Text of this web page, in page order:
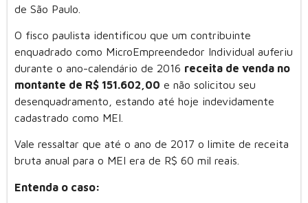
de São Paulo.
O fisco paulista identificou que um contribuinte
enquadrado como MicroEmpreendedor Individual auferiu
durante o ano-calendário de 2016 receita de venda no
montante de R$ 151.602,00 e não solicitou seu
desenquadramento, estando até hoje indevidamente
cadastrado como MEI.
Vale ressaltar que até o ano de 2017 o limite de receita
bruta anual para o MEI era de R$ 60 mil reais.
Entenda o caso: